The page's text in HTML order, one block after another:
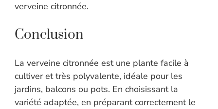
verveine citronnée.
Conclusion
La verveine citronnée est une plante facile à
cultiver et très polyvalente, idéale pour les
jardins, balcons ou pots. En choisissant la
variété adaptée, en préparant correctement le